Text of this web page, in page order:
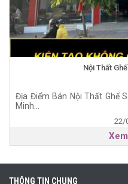
Nội Thất
Địa Điểm Bán Nội Thất Ghế
Minh...
22/
THÔNG TIN CHUNG